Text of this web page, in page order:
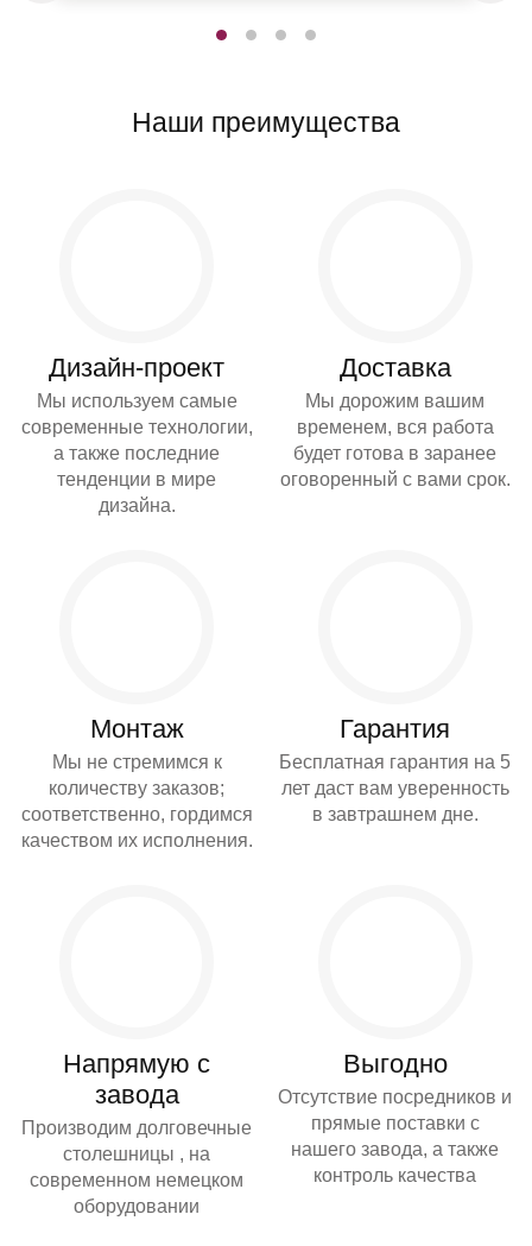
Наши преимущества
Дизайн-проект
Мы используем самые
современные технологии,
а также последние
тенденции в мире
дизайна.
Доставка
Мы дорожим вашим
временем, вся работа
будет готова в заранее
оговоренный с вами срок.
Монтаж
Мы не стремимся к
количеству заказов;
соответственно, гордимся
качеством их исполнения.
Гарантия
Бесплатная гарантия на 5
лет даст вам уверенность
в завтрашнем дне.
Напрямую с
завода
Производим долговечные
столешницы , на
современном немецком
оборудовании
Выгодно
Отсутствие посредников и
прямые поставки с
нашего завода, а также
контроль качества